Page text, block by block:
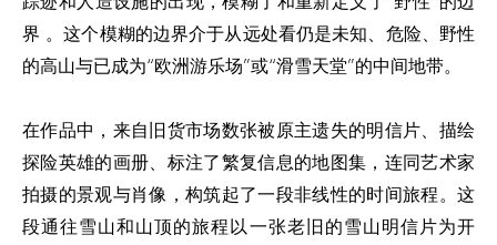
界 。这个模糊的边界介于从远处看仍是未知、危险、野性
的高山与已成为“欧洲游乐场”或“滑雪天堂”的中间地带。
在作品中，来自旧货市场数张被原主遗失的明信片、描绘
探险英雄的画册、标注了繁复信息的地图集，连同艺术家
拍摄的景观与肖像，构筑起了一段非线性的时间旅程。这
段通往雪山和山顶的旅程以一张老旧的雪山明信片为开